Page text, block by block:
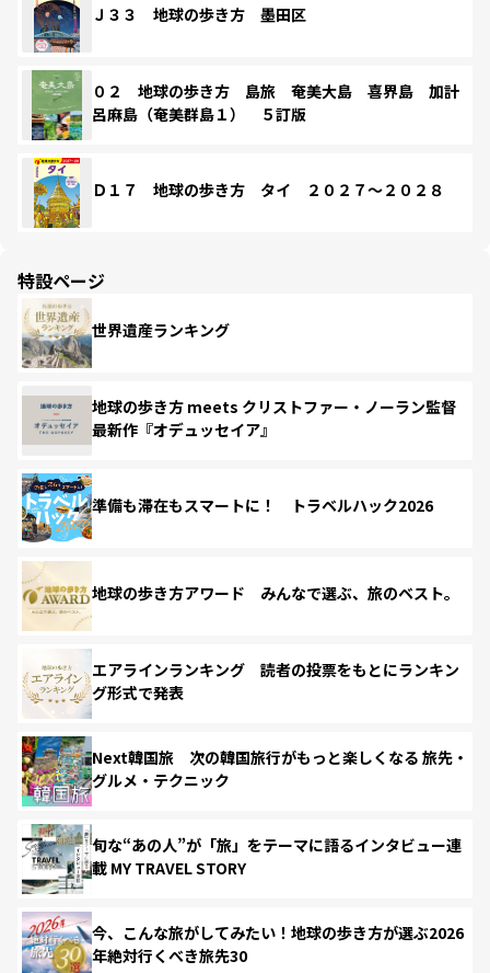
Ｊ３３ 地球の歩き方 墨田区
０２ 地球の歩き方 島旅 奄美大島 喜界島 加計
呂麻島（奄美群島１） ５訂版
Ｄ１７ 地球の歩き方 タイ ２０２７～２０２８
特設ページ
世界遺産ランキング
地球の歩き方 meets クリストファー・ノーラン監督
最新作『オデュッセイア』
準備も滞在もスマートに！ トラベルハック2026
地球の歩き方アワード みんなで選ぶ、旅のベスト。
エアラインランキング 読者の投票をもとにランキン
グ形式で発表
Next韓国旅 次の韓国旅行がもっと楽しくなる 旅先・
グルメ・テクニック
旬な“あの人”が「旅」をテーマに語るインタビュー連
載 MY TRAVEL STORY
今、こんな旅がしてみたい！地球の歩き方が選ぶ2026
年絶対行くべき旅先30